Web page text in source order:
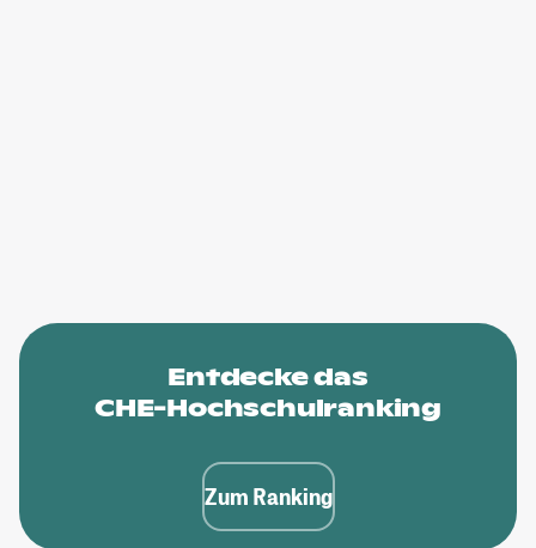
Entdecke das
CHE-Hochschulranking
Zum Ranking